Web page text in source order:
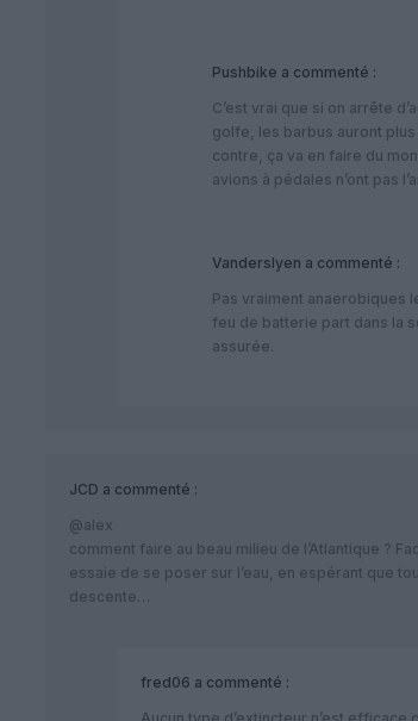
Pushbike a commenté :
C’est vrai que si on arrête
golfe, les barbus auront plus
contre, ça va en faire du
avions à pédales n’ont pas
Vanderslyen a commenté :
Pas vraiment anaerobiques
feu de batterie part dans la
assurée.
JCD a commenté :
@alex
comment faire au beau milieu de l’Atlantique ?
essaie de se poser sur l’eau, en espérant que
descente…
fred06 a commenté :